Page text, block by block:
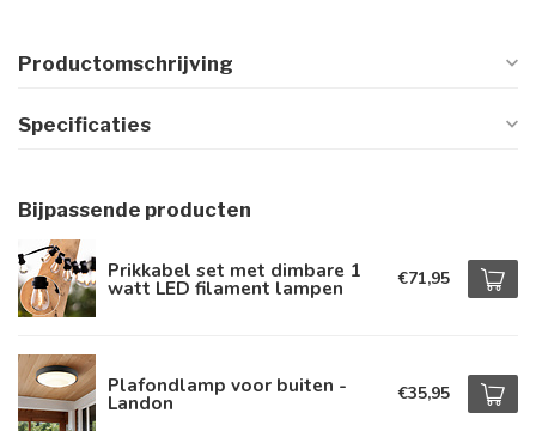
Productomschrijving
Specificaties
Bijpassende producten
Prikkabel set met dimbare 1
watt LED filament lampen €71,95
Plafondlamp voor buiten -
Landon €35,95